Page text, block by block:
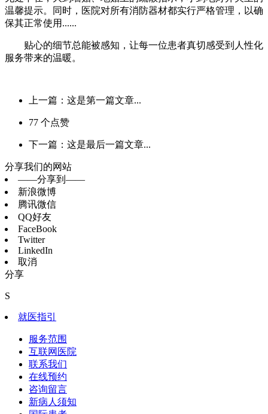
温馨提示。同时，医院对所有消防器材都实行严格管理，以确
保其正常使用......
贴心的细节总能被感知，让每一位患者真切感受到人性化
服务带来的温暖。
上一篇：这是第一篇文章...
77 个点赞
下一篇：这是最后一篇文章...
分享我们的网站
——分享到——
新浪微博
腾讯微信
QQ好友
FaceBook
Twitter
LinkedIn
取消
分享
S
就医指引
服务范围
互联网医院
联系我们
在线预约
咨询留言
新病人须知